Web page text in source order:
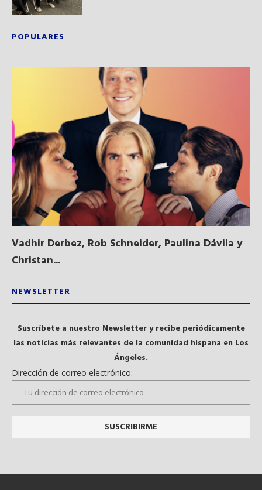
POPULARES
Vadhir Derbez, Rob Schneider, Paulina Dávila y
Christan...
NEWSLETTER
Suscríbete a nuestro Newsletter y recibe periódicamente
las noticias más relevantes de la comunidad hispana en Los
Ángeles.
Dirección de correo electrónico: